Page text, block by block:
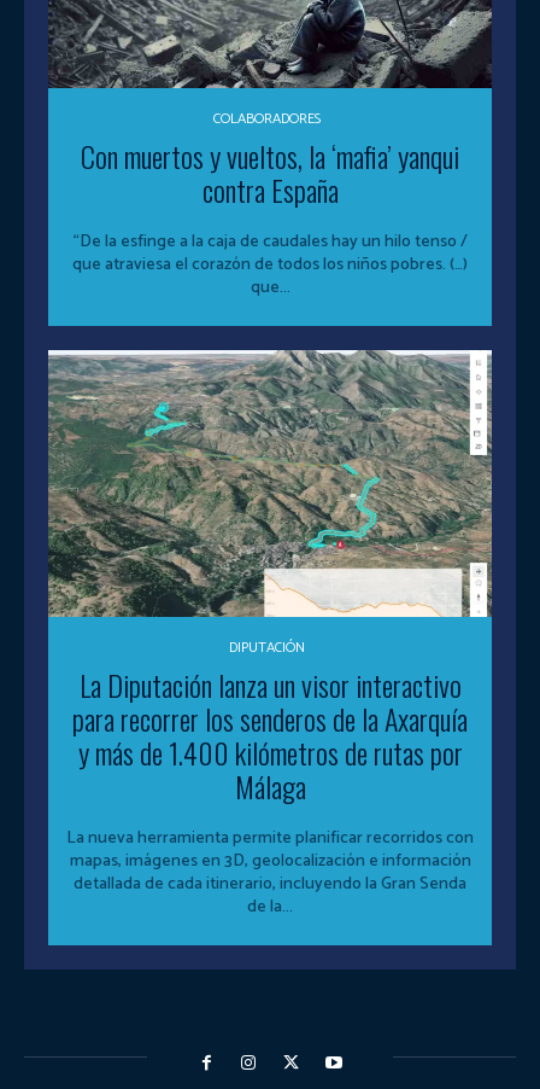
COLABORADORES
Con muertos y vueltos, la ‘mafia’ yanqui
contra España
“De la esfinge a la caja de caudales hay un hilo tenso /
que atraviesa el corazón de todos los niños pobres. (…)
que...
DIPUTACIÓN
La Diputación lanza un visor interactivo
para recorrer los senderos de la Axarquía
y más de 1.400 kilómetros de rutas por
Málaga
La nueva herramienta permite planificar recorridos con
mapas, imágenes en 3D, geolocalización e información
detallada de cada itinerario, incluyendo la Gran Senda
de la...